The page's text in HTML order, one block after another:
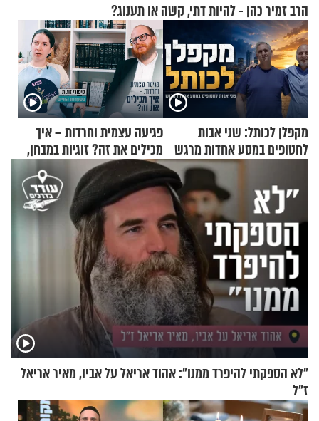
הרב זמיר כהן - להיות דתי, קשה או תענוג?
מקפלן לכותל: שני אבות
לחטופים במסע אחדות מרגש
פגיעה עצמית וחרדות – איך
מכילים את זה? זוגיות במבחן,
הפעם עם יהודית ואלתר כהן
"לא הספקתי להיפרד ממנו": אהוד אריאל על אביו, מאיר אריאל
ז"ל